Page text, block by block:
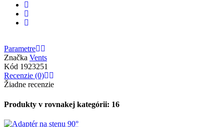
Parametre
Značka Vents
Kód 1923251
Recenzie (0)
Žiadne recenzie
Produkty v rovnakej kategórii: 16